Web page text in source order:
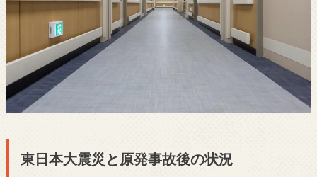
東日本大震災と原発事故後の状況